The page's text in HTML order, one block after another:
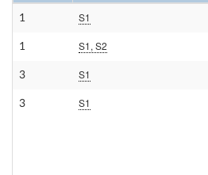
1 S1
1 S1, S2
3 S1
3 S1